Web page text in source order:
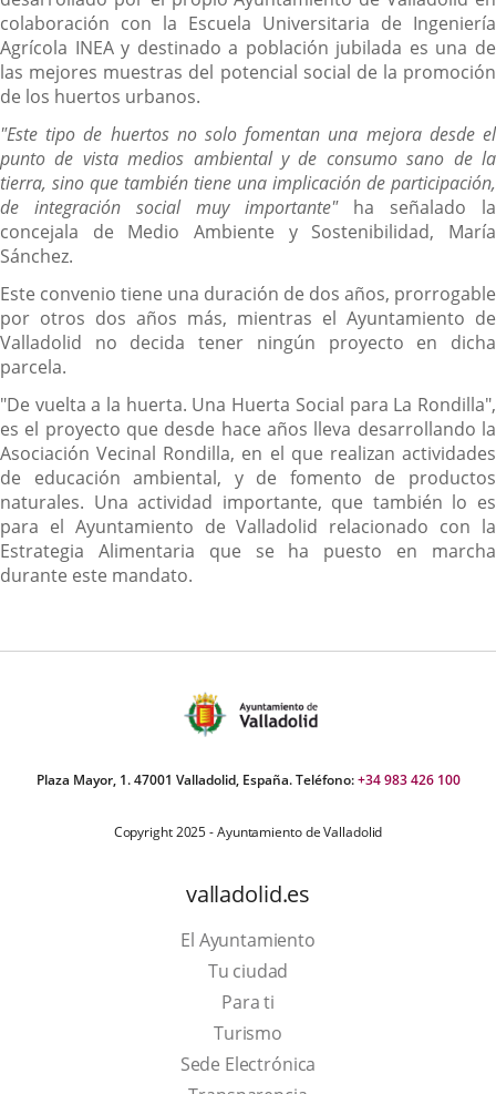
colaboración con la Escuela Universitaria de Ingeniería
Agrícola INEA y destinado a población jubilada es una de
las mejores muestras del potencial social de la promoción
de los huertos urbanos.
"Este tipo de huertos no solo fomentan una mejora desde el
punto de vista medios ambiental y de consumo sano de la
tierra, sino que también tiene una implicación de participación,
de integración social muy importante"ha señalado la
concejala de Medio Ambiente y Sostenibilidad, María
Sánchez.
Este convenio tiene una duración de dos años, prorrogable
por otros dos años más, mientras el Ayuntamiento de
Valladolid no decida tener ningún proyecto en dicha
parcela.
"De vuelta a la huerta. Una Huerta Social para La Rondilla",
es el proyecto que desde hace años lleva desarrollando la
Asociación Vecinal Rondilla, en el que realizan actividades
de educación ambiental, y de fomento de productos
naturales. Una actividad importante, que también lo es
para el Ayuntamiento de Valladolid relacionado con la
Estrategia Alimentaria que se ha puesto en marcha
durante este mandato.
Plaza Mayor, 1. 47001 Valladolid, España. Teléfono:+34 983 426 100
Copyright 2025 - Ayuntamiento de Valladolid
valladolid.es
El Ayuntamiento
Tu ciudad
Para ti
TurismoThis
link
Sede Electrónica